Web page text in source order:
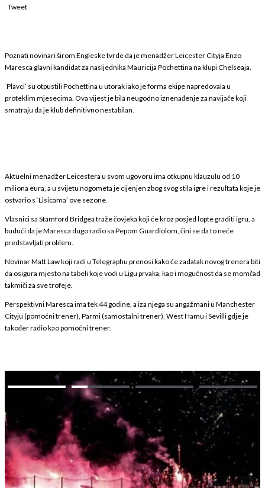
Tweet
Poznati novinari širom Engleske tvrde da je menadžer Leicester Cityja Enzo
Maresca glavni kandidat za nasljednika Mauricija Pochettina na klupi Chelseaja.
‘Plavci’ su otpustili Pochettina u utorak iako je forma ekipe napredovala u
proteklim mjesecima. Ova vijest je bila neugodno iznenađenje za navijače koji
smatraju da je klub definitivno nestabilan.
Aktuelni menadžer Leicestera u svom ugovoru ima otkupnu klauzulu od 10
miliona eura, a u svijetu nogometa je cijenjen zbog svog stila igre i rezultata koje je
ostvario s ‘Lisicama’ ove sezone.
Vlasnici sa Stamford Bridgea traže čovjeka koji će kroz posjed lopte graditi igru, a
budući da je Maresca dugo radio sa Pepom Guardiolom, čini se da to neće
predstavljati problem.
Novinar Matt Law koji radi u Telegraphu prenosi kako će zadatak novog trenera biti
da osigura mjesto na tabeli koje vodi u Ligu prvaka, kao i mogućnost da se momčad
takmiči za sve trofeje.
Perspektivni Maresca ima tek 44 godine, a iza njega su angažmani u Manchester
Cityju (pomoćni trener), Parmi (samostalni trener), West Hamu i Sevilli gdje je
također radio kao pomoćni trener.